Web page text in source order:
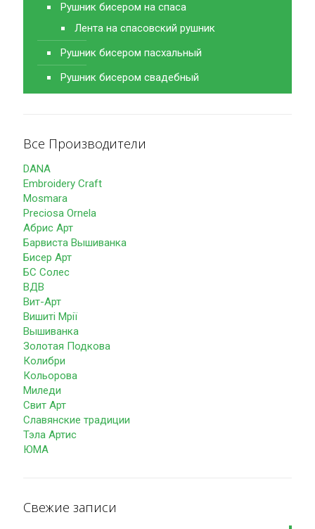
Рушник бисером на спаса
Лента на спасовский рушник
Рушник бисером пасхальный
Рушник бисером свадебный
Все Производители
DANA
Embroidery Craft
Mosmara
Preciosa Ornela
Абрис Арт
Барвиста Вышиванка
Бисер Арт
БС Солес
ВДВ
Вит-Арт
Вишиті Мрії
Вышиванка
Золотая Подкова
Колибри
Кольорова
Миледи
Свит Арт
Славянские традиции
Тэла Артис
ЮМА
Свежие записи